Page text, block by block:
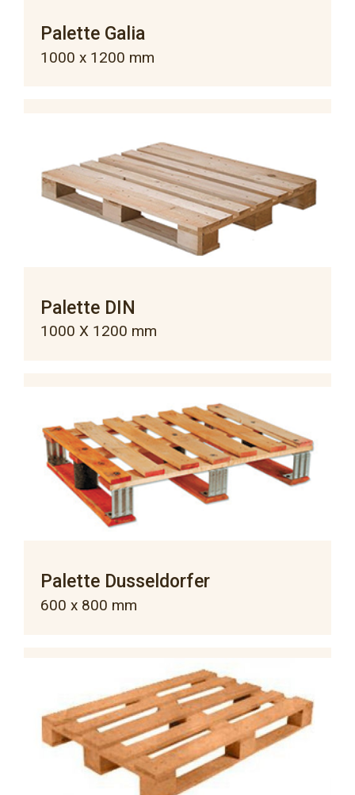
Palette Galia
1000 x 1200 mm
Palette DIN
1000 X 1200 mm
Palette Dusseldorfer
600 x 800 mm